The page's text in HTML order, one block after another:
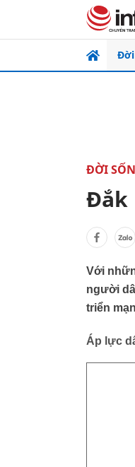
Đời
ĐỜI
Đắk
Với
người
triển
Áp lực